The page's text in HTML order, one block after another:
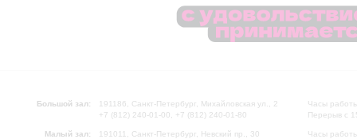
Большой зал:
191186, Санкт-Петербург, Михайловская ул., 2
+7 (812) 240-01-00, +7 (812) 240-01-80
Малый зал:
191011, Санкт-Петербург, Невский пр., 30
Часы
Перерыв с
Часы